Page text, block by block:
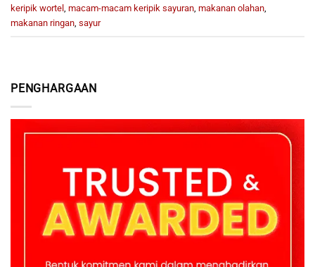
PENGHARGAAN
keripik wortel , macam-macam keripik sayuran, makanan olahan,
makanan ringan, sayur